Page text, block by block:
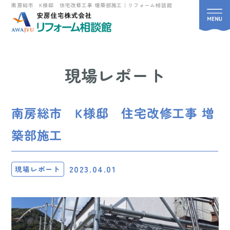
南房総市 K様邸 住宅改修工事 増築部施工｜リフォーム相談館
現場レポート
南房総市 K様邸 住宅改修工事 増
築部施工
現場レポート 2023.04.01